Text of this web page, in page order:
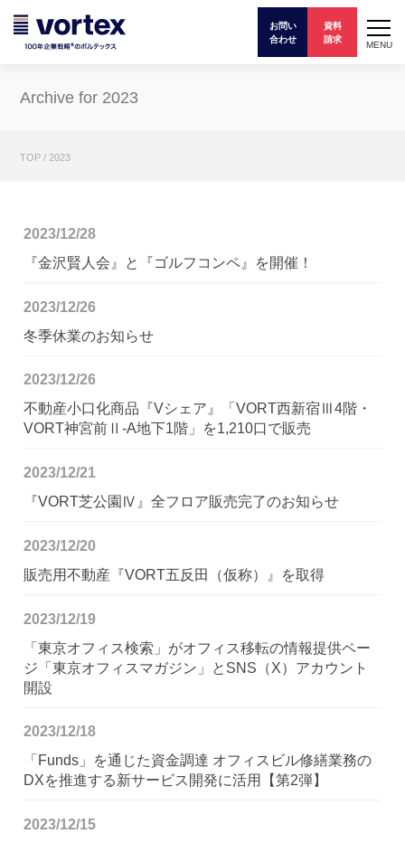
お問い
合わせ
資料
請求
MENU
Archive for 2023
TOP / 2023
2023/12/28
『金沢賢人会』と『ゴルフコンペ』を開催！
2023/12/26
冬季休業のお知らせ
2023/12/26
不動産小口化商品『Vシェア』「VORT西新宿Ⅲ4階・
VORT神宮前Ⅱ-A地下1階」を1,210口で販売
2023/12/21
『VORT芝公園Ⅳ』全フロア販売完了のお知らせ
2023/12/20
販売用不動産『VORT五反田（仮称）』を取得
2023/12/19
「東京オフィス検索」がオフィス移転の情報提供ペー
ジ「東京オフィスマガジン」とSNS（X）アカウント
開設
2023/12/18
「Funds」を通じた資金調達 オフィスビル修繕業務の
DXを推進する新サービス開発に活用【第2弾】
2023/12/15